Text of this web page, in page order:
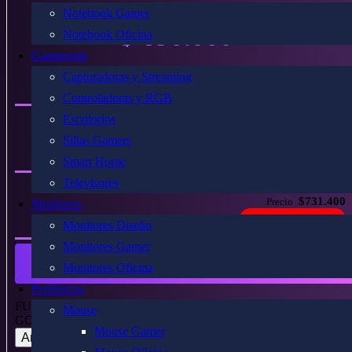
Notebook Gamer
Notebook Oficina
Gameroom
Capturadoras y Streaming
Controladoras y RGB
Escritorios
Sillas Gamers
Smart Home
Televisores
Monitores
Monitores Diseño
Monitores Gamer
Monitores Oficina
Periféricos
Mouse
Mouse Gamer
$ 690.000
Precio $731.400
Descuento especial
COMPRAR AHORA
FUENTE CORSAIR 1000W RM1000E CYBENETICS
GOLD ATX 3.0 cantidad
Añadir al carrito
WhatsApp